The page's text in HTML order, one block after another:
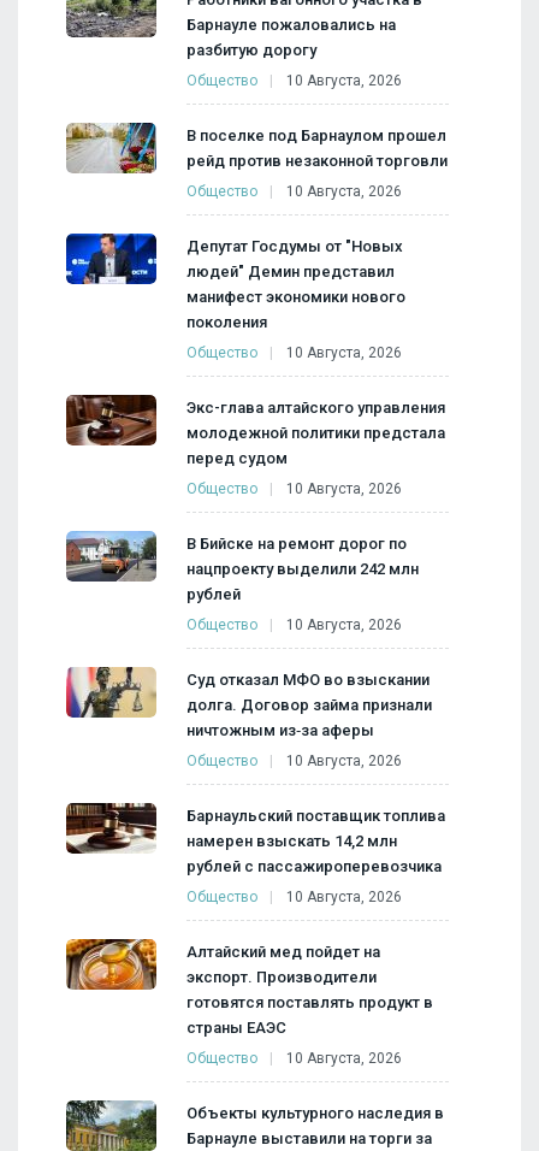
Барнауле пожаловались на
разбитую дорогу
Общество 10 Августа, 2026
В поселке под Барнаулом прошел
рейд против незаконной торговли
Общество 10 Августа, 2026
Депутат Госдумы от "Новых
людей" Демин представил
манифест экономики нового
поколения
Общество 10 Августа, 2026
Экс-глава алтайского управления
молодежной политики предстала
перед судом
Общество 10 Августа, 2026
В Бийске на ремонт дорог по
нацпроекту выделили 242 млн
рублей
Общество 10 Августа, 2026
Суд отказал МФО во взыскании
долга. Договор займа признали
ничтожным из‑за аферы
Общество 10 Августа, 2026
Барнаульский поставщик топлива
намерен взыскать 14,2 млн
рублей с пассажироперевозчика
Общество 10 Августа, 2026
Алтайский мед пойдет на
экспорт. Производители
готовятся поставлять продукт в
страны ЕАЭС
Общество 10 Августа, 2026
Объекты культурного наследия в
Барнауле выставили на торги за